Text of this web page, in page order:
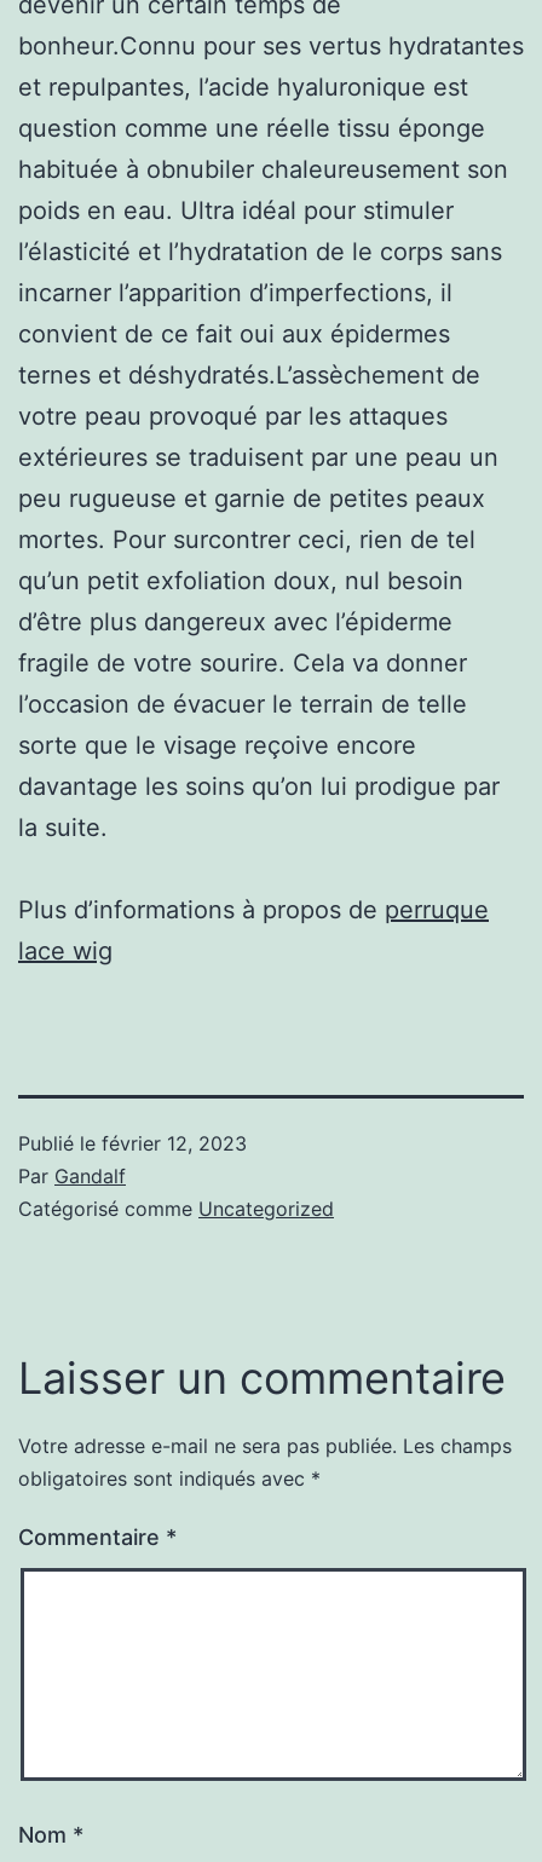
bonheur.Connu pour ses vertus hydratantes
et repulpantes, l’acide hyaluronique est
question comme une réelle tissu éponge
habituée à obnubiler chaleureusement son
poids en eau. Ultra idéal pour stimuler
l’élasticité et l’hydratation de le corps sans
incarner l’apparition d’imperfections, il
convient de ce fait oui aux épidermes
ternes et déshydratés.L’assèchement de
votre peau provoqué par les attaques
extérieures se traduisent par une peau un
peu rugueuse et garnie de petites peaux
mortes. Pour surcontrer ceci, rien de tel
qu’un petit exfoliation doux, nul besoin
d’être plus dangereux avec l’épiderme
fragile de votre sourire. Cela va donner
l’occasion de évacuer le terrain de telle
sorte que le visage reçoive encore
davantage les soins qu’on lui prodigue par
la suite.
Plus d’informations à propos de perruque
lace wig
Publié le février 12, 2023
Par Gandalf
Catégorisé comme Uncategorized
Laisser un commentaire
Votre adresse e-mail ne sera pas publiée. Les champs
obligatoires sont indiqués avec *
Commentaire *
Nom *